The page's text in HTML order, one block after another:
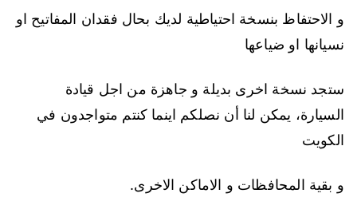
و الاحتفاظ بنسخة احتياطية لديك بحال فقدان المفاتيح او
نسيانها او ضياعها
ستجد نسخة اخرى بديلة و جاهزة من اجل قيادة
السيارة، يمكن لنا أن نصلكم اينما كنتم متواجدون في
الكويت
و بقية المحافظات و الاماكن الاخرى.